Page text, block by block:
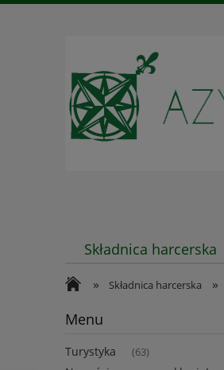
Składnica harcerska
Kontakt
» Składnica harcerska »
Menu
Turystyka (63)